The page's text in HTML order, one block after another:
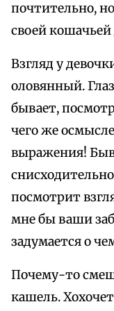
почтительно,
своей
Взгляд у
оловянный.
бывает,
чего же
выражения!
посмотрит
мне бы ваши
задумается о
Почему-то
кашель.